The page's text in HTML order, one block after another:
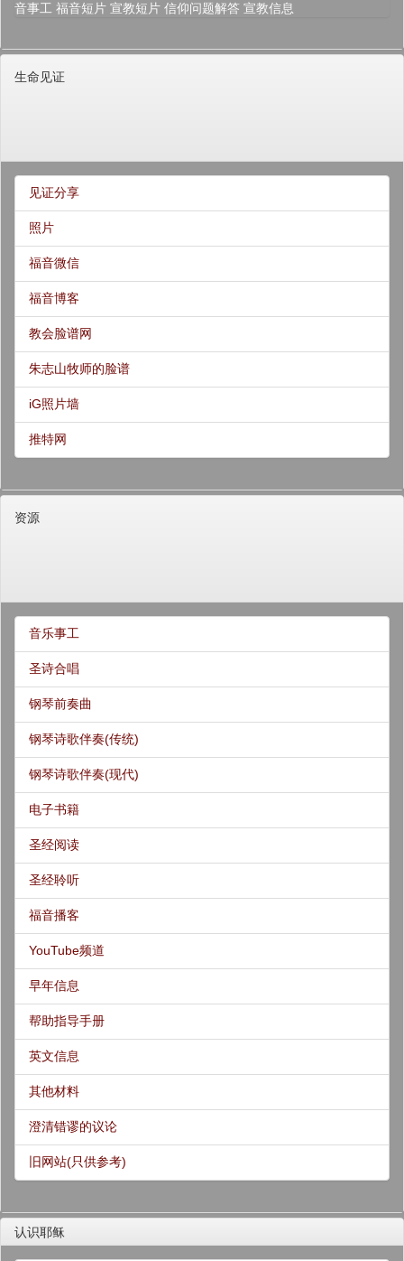
音事工 福音短片 宣教短片 信仰问题解答 宣教信息
生命见证
见证分享
照片
福音微信
福音博客
教会脸谱网
朱志山牧师的脸谱
iG照片墙
推特网
资源
音乐事工
圣诗合唱
钢琴前奏曲
钢琴诗歌伴奏(传统)
钢琴诗歌伴奏(现代)
电子书籍
圣经阅读
圣经聆听
福音播客
YouTube频道
早年信息
帮助指导手册
英文信息
其他材料
澄清错谬的议论
旧网站(只供参考)
认识耶稣